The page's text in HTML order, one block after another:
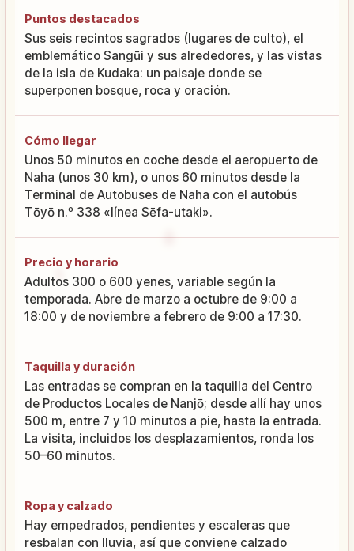
Puntos destacados
Sus seis recintos sagrados (lugares de culto), el
emblemático Sangūi y sus alrededores, y las vistas
de la isla de Kudaka: un paisaje donde se
superponen bosque, roca y oración.
Cómo llegar
Unos 50 minutos en coche desde el aeropuerto de
Naha (unos 30 km), o unos 60 minutos desde la
Terminal de Autobuses de Naha con el autobús
Tōyō n.º 338 «línea Sēfa-utaki».
Precio y horario
Adultos 300 o 600 yenes, variable según la
temporada. Abre de marzo a octubre de 9:00 a
18:00 y de noviembre a febrero de 9:00 a 17:30.
Taquilla y duración
Las entradas se compran en la taquilla del Centro
de Productos Locales de Nanjō; desde allí hay unos
500 m, entre 7 y 10 minutos a pie, hasta la entrada.
La visita, incluidos los desplazamientos, ronda los
50–60 minutos.
Ropa y calzado
Hay empedrados, pendientes y escaleras que
resbalan con lluvia, así que conviene calzado